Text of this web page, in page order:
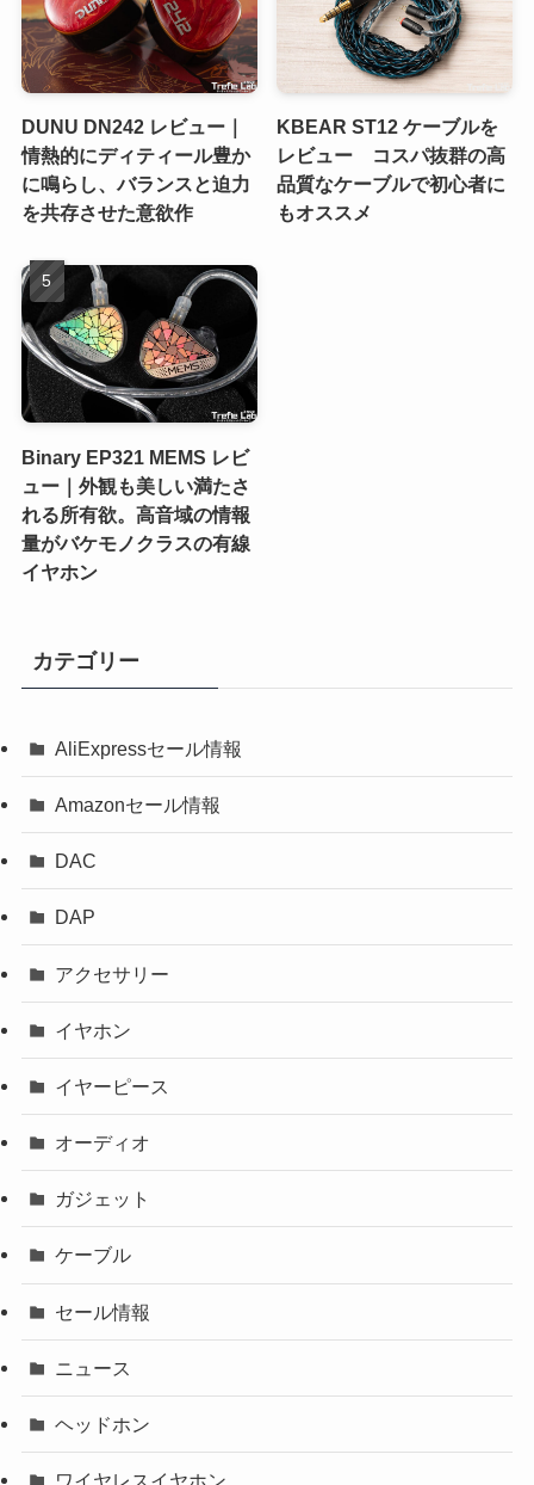
DUNU DN242 レビュー｜
情熱的にディティール豊か
に鳴らし、バランスと迫力
を共存させた意欲作
KBEAR ST12 ケーブルを
レビュー コスパ抜群の高
品質なケーブルで初心者に
もオススメ
Binary EP321 MEMS レビ
ュー｜外観も美しい満たさ
れる所有欲。高音域の情報
量がバケモノクラスの有線
イヤホン
カテゴリー
AliExpressセール情報
Amazonセール情報
DAC
DAP
アクセサリー
イヤホン
イヤーピース
オーディオ
ガジェット
ケーブル
セール情報
ニュース
ヘッドホン
ワイヤレスイヤホン